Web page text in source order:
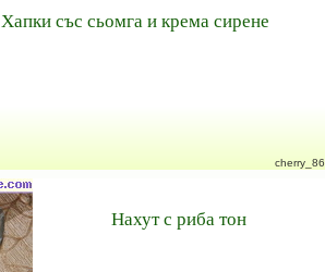
Хапки със сьомга и крема сирене
cherry_86
Нахут с риба тон